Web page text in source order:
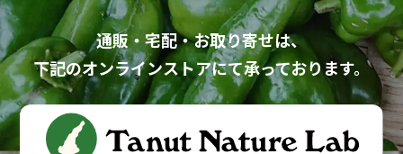
通販・宅配・お取り寄せは、
下記のオンラインストアにて承っております。